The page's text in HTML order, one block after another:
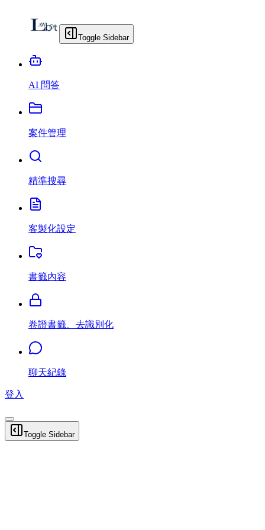
Toggle Sidebar
AI 問答
案件管理
精準搜尋
客製化設定
書籤內容
卷證書籤、去識別化
聊天紀錄
登入
Toggle Sidebar